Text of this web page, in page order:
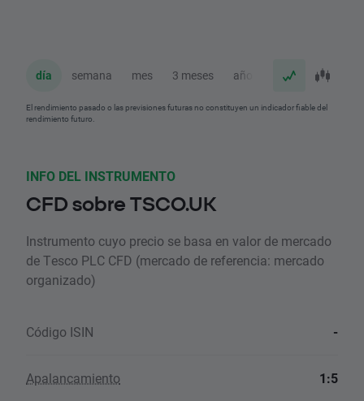
día semana mes 3 meses año
El rendimiento pasado o las previsiones futuras no constituyen un indicador fiable del
rendimiento futuro.
INFO DEL INSTRUMENTO
CFD sobre TSCO.UK
Instrumento cuyo precio se basa en valor de mercado
de Tesco PLC CFD (mercado de referencia: mercado
organizado)
Código ISIN -
Apalancamiento 1:5